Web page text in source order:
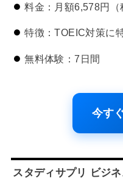
料金：月額6,578円（
特徴：TOEIC対策に
無料体験：7日間
今す
スタディサプリ ビジ